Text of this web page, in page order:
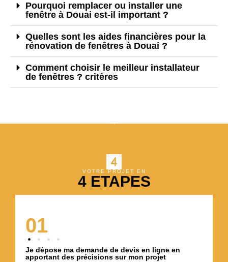
Pourquoi remplacer ou installer une
fenêtre à Douai est-il important ?
Quelles sont les aides financières pour la
rénovation de fenêtres à Douai ?
Comment choisir le meilleur installateur
de fenêtres ? critères
VOTRE PROJET EN
4 ETAPES
01
Je dépose ma demande de devis en ligne en
apportant des précisions sur mon projet